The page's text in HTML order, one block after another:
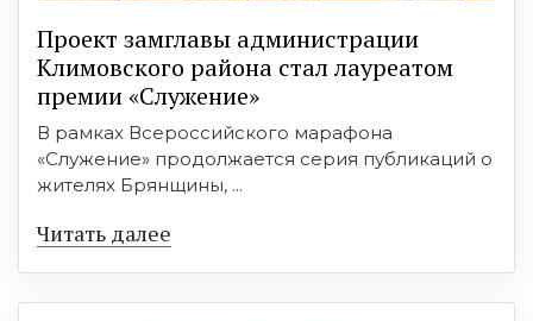
Проект замглавы администрации
Климовского района стал лауреатом
премии «Служение»
В рамках Всероссийского марафона
«Служение» продолжается серия публикаций о
жителях Брянщины, ...
Читать далее